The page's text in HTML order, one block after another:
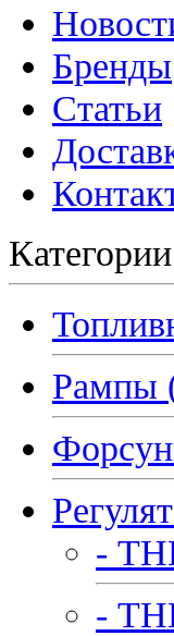
Бренды
Статьи
Категории
Рампы
-
-